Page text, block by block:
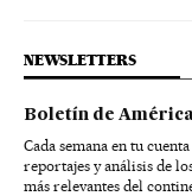
NEWSLETTERS
Boletín de
Cada semana en tu
reportajes y análisis de
más relevantes del